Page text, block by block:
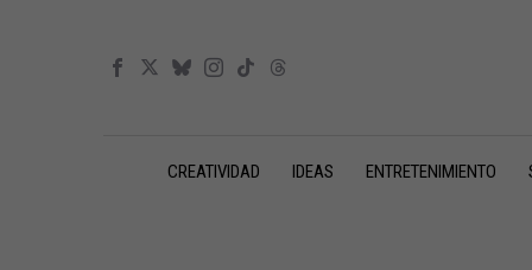
CREATIVIDAD IDEAS ENTRETENIMIENTO